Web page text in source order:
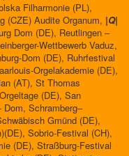
Filharmonie (PL),
(CZE) Audite Organum, |Q|
Dom (DE), Reutlingen –
Wettbewerb Vaduz,
Dom (DE), Ruhrfestival
Orgelakademie (DE),
(AT), St Thomas
(DE), San
Schramberg–
Gmünd (DE),
Sobrio-Festival (CH),
(DE), Straßburg-Festival